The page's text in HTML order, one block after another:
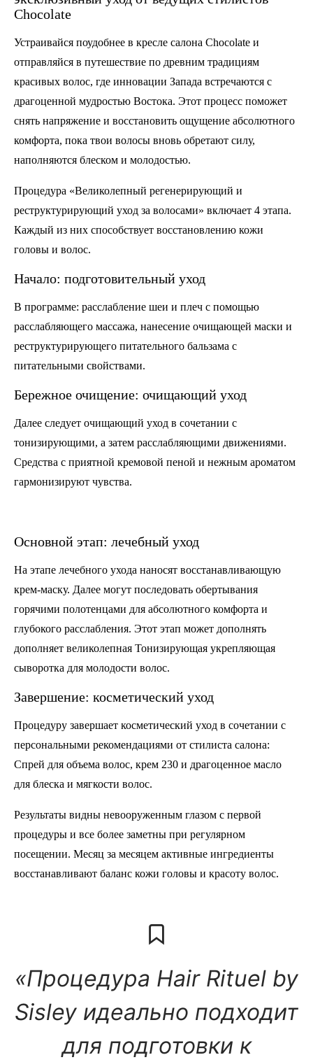
Chocolate
Устраивайся поудобнее в кресле салона Chocolate и
отправляйся в путешествие по древним традициям
красивых волос, где инновации Запада встречаются с
драгоценной мудростью Востока. Этот процесс поможет
снять напряжение и восстановить ощущение абсолютного
комфорта, пока твои волосы вновь обретают силу,
наполняются блеском и молодостью.
Процедура «Великолепный регенерирующий и
реструктурирующий уход за волосами» включает 4 этапа.
Каждый из них способствует восстановлению кожи
головы и волос.
Начало: подготовительный уход
В программе: расслабление шеи и плеч с помощью
расслабляющего массажа, нанесение очищающей маски и
реструктурирующего питательного бальзама с
питательными свойствами.
Бережное очищение: очищающий уход
Далее следует очищающий уход в сочетании с
тонизирующими, а затем расслабляющими движениями.
Средства с приятной кремовой пеной и нежным ароматом
гармонизируют чувства.
Основной этап: лечебный уход
На этапе лечебного ухода наносят восстанавливающую
крем-маску. Далее могут последовать обертывания
горячими полотенцами для абсолютного комфорта и
глубокого расслабления. Этот этап может дополнять
дополняет великолепная Тонизирующая укрепляющая
сыворотка для молодости волос.
Завершение: косметический уход
Процедуру завершает косметический уход в сочетании с
персональными рекомендациями от стилиста салона:
Спрей для объема волос, крем 230 и драгоценное масло
для блеска и мягкости волос.
Результаты видны невооруженным глазом с первой
процедуры и все более заметны при регулярном
посещении. Месяц за месяцем активные ингредиенты
восстанавливают баланс кожи головы и красоту волос.
«Процедура Hair Rituel by
Sisley идеально подходит
для подготовки к